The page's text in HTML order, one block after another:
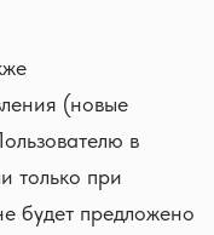
(новые
в
только при
будет предложено